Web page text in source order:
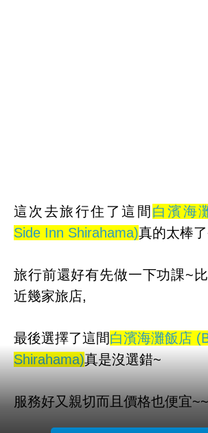
這次去旅行住了這間 白濱海
Side Inn Shirahama)真的太棒
旅行前還好有先做一下功課~
近幾家旅店,
最後選擇了這間白濱海灘飯店
Shirahama)真是沒選錯~
服務好又親切而且價格也便宜